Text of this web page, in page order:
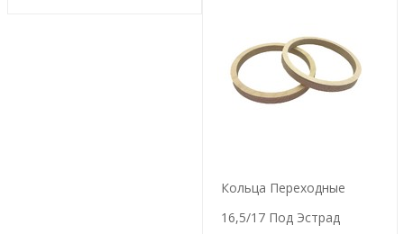
Кольца Переходные
16,5/17 Под Эстрад